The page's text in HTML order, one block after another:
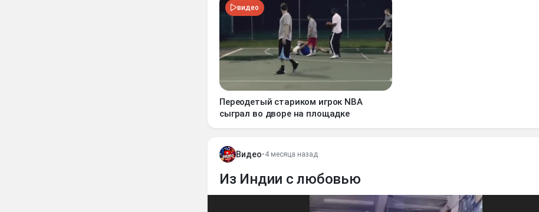
видео
Переодетый стариком игрок NBA
сыграл во дворе на площадке
Видео•4 месяца назад
Из Индии с любовью